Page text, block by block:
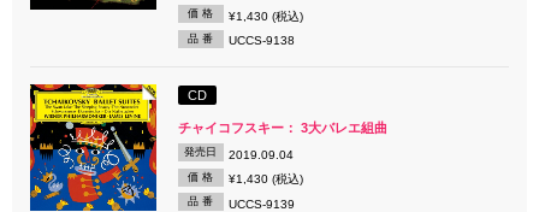
価 格 ¥1,430 (税込)
品 番 UCCS-9138
CD
チャイコフスキー： 3大バレエ組曲
発売日 2019.09.04
価 格 ¥1,430 (税込)
品 番 UCCS-9139